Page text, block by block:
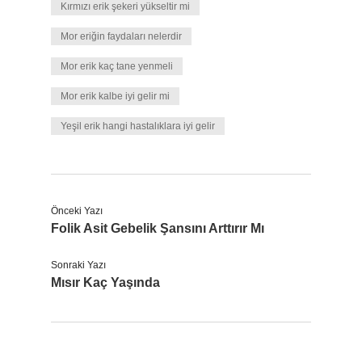
Kırmızı erik şekeri yükseltir mi
Mor eriğin faydaları nelerdir
Mor erik kaç tane yenmeli
Mor erik kalbe iyi gelir mi
Yeşil erik hangi hastalıklara iyi gelir
Önceki Yazı
Folik Asit Gebelik Şansını Arttırır Mı
Sonraki Yazı
Mısır Kaç Yaşında